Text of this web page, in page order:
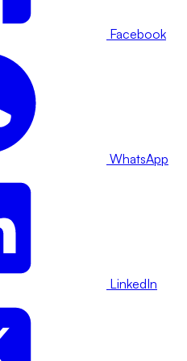
Facebook
WhatsApp
LinkedIn